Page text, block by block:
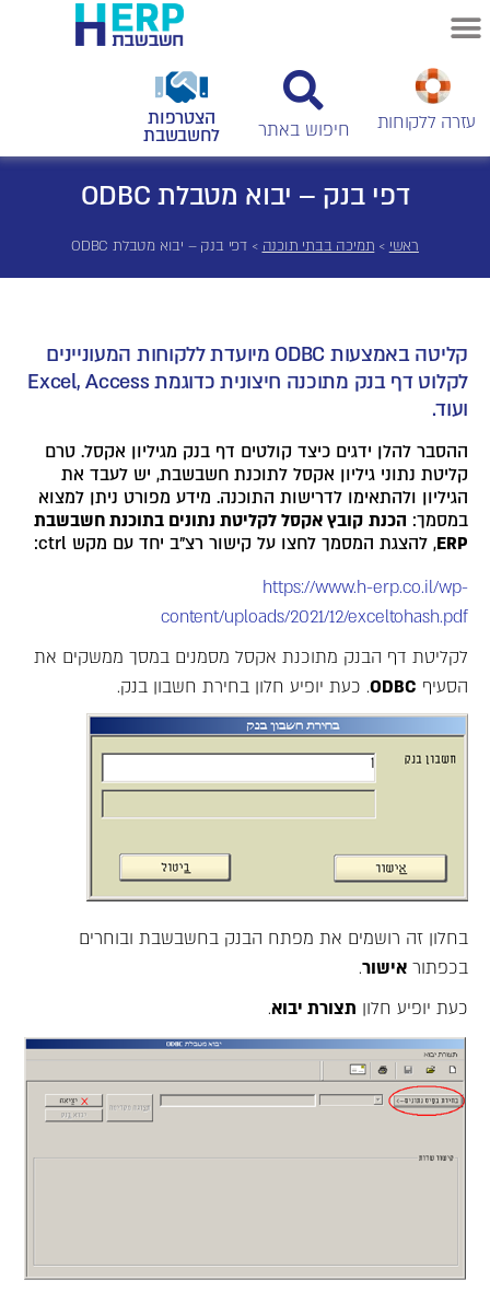
עזרה ללקוחות הצטרפות
לחשבשבת
דפי בנק – יבוא מטבלת ODBC
ראשי > תמיכה בבתי תוכנה > דפי בנק – יבוא מטבלת ODBC
קליטה באמצעות ODBC מיועדת ללקוחות המעוניינים
לקלוט דף בנק מתוכנה חיצונית כדוגמת Excel, Access
ועוד.
ההסבר להלן ידגים כיצד קולטים דף בנק מגיליון אקסל. טרם
קליטת נתוני גיליון אקסל לתוכנת חשבשבת, יש לעבד את
הגיליון ולהתאימו לדרישות התוכנה. מידע מפורט ניתן למצוא
במסמך: הכנת קובץ אקסללקליטת נתונים בתוכנת חשבשבת
ERP, להצגת המסמך לחצו על קישור רצ"ב יחד עם מקש ctrl:
https://www.h-erp.co.il/wp-
content/uploads/2021/12/exceltohash.pdf
לקליטת דף הבנק מתוכנת אקסל מסמנים במסך ממשקים את
הסעיף ODBC. כעת יופיע חלון בחירת חשבון בנק.
בחלון זה רושמים את מפתח הבנק בחשבשבת ובוחרים
בכפתור אישור.
כעת יופיע חלון תצורת יבוא.